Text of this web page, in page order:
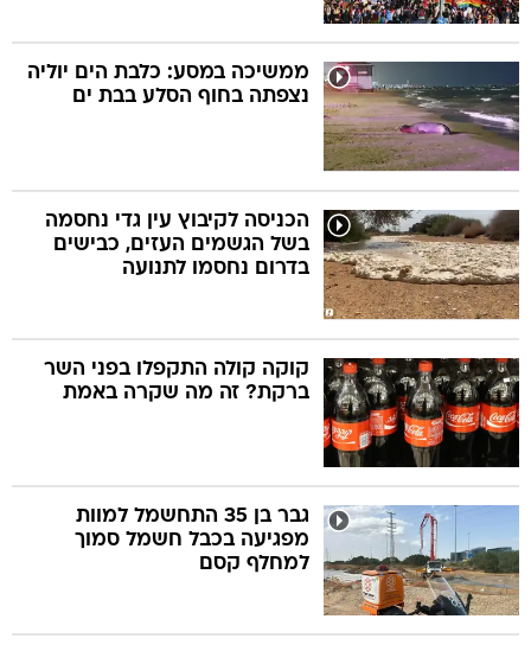
ממשיכה במסע: כלבת הים יוליה
נצפתה בחוף הסלע בבת ים
הכניסה לקיבוץ עין גדי נחסמה
בשל הגשמים העזים, כבישים
בדרום נחסמו לתנועה
קוקה קולה התקפלו בפני השר
ברקת? זה מה שקרה באמת
גבר בן 35 התחשמל למוות
מפגיעה בכבל חשמל סמוך
למחלף קסם